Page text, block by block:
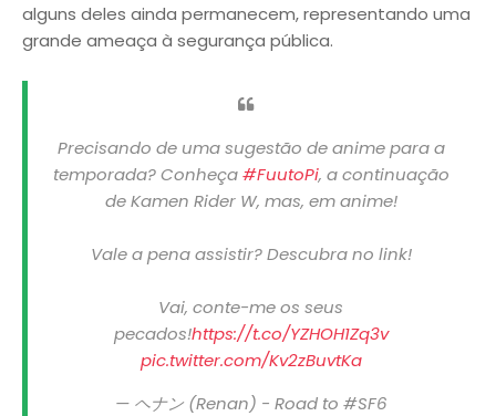
alguns deles ainda permanecem, representando uma
grande ameaça à segurança pública.
Precisando de uma sugestão de anime para a
temporada? Conheça#FuutoPi, a continuação
de Kamen Rider W, mas, em anime!
Vale a pena assistir? Descubra no link!
Vai, conte-me os seus
pecados!https://t.co/YZHOH1Zq3v
pic.twitter.com/Kv2zBuvtKa
— ヘナン (Renan) - Road to #SF6